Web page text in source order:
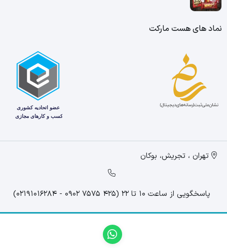
نماد های هست مارکت
تهران ، تجریش، بوکان
پاسخگویی از ساعت 10 تا 22 (425 7575 0902 - 02191016284)